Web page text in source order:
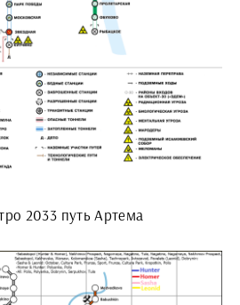
2033 путь Артема